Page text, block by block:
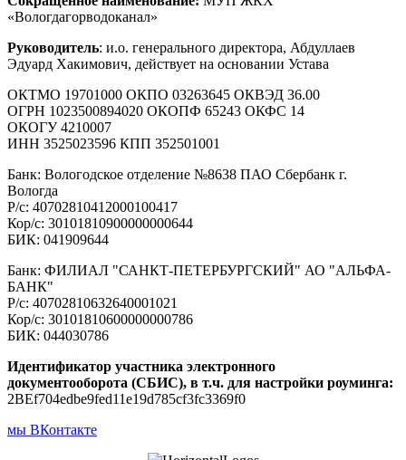
«Вологдагорводоканал»
Руководитель: и.о. генерального директора, Абдуллаев
Эдуард Хакимович, действует на основании Устава
ОКТМО 19701000 ОКПО 03263645 ОКВЭД 36.00
ОГРН 1023500894020 ОКОПФ 65243 ОКФС 14
ОКОГУ 4210007
ИНН 3525023596 КПП 352501001
Банк: Вологодское отделение №8638 ПАО Сбербанк г.
Вологда
Р/с: 40702810412000100417
Кор/с: 30101810900000000644
БИК: 041909644
Банк: ФИЛИАЛ "САНКТ-ПЕТЕРБУРГСКИЙ" АО "АЛЬФА-
БАНК"
Р/с: 40702810632640001021
Кор/с: 30101810600000000786
БИК: 044030786
Идентификатор участника электронного
документооборота (СБИС), в т.ч. для настройки роуминга:
2BEf704edbe9fed11e19d785cf3fc3369f0
мы ВКонтакте